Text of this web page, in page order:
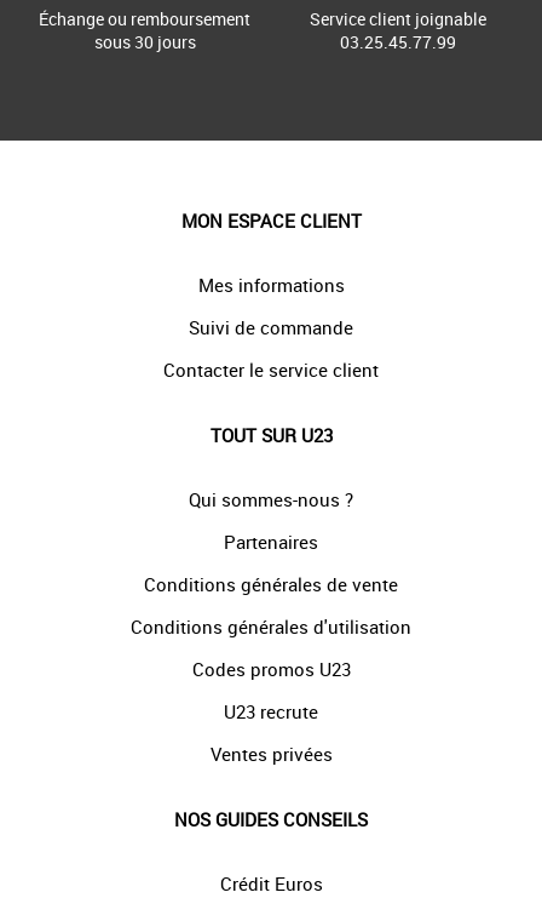
Échange ou remboursement
sous 30 jours
Service client joignable
03.25.45.77.99
MON ESPACE CLIENT
Mes informations
Suivi de commande
Contacter le service client
TOUT SUR U23
Qui sommes-nous ?
Partenaires
Conditions générales de vente
Conditions générales d'utilisation
Codes promos U23
U23 recrute
Ventes privées
NOS GUIDES CONSEILS
Crédit Euros